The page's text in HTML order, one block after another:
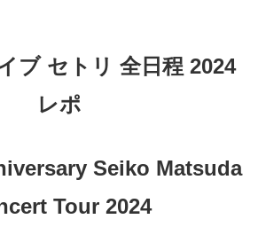
ブ セトリ 全日程 2024
レポ
Seiko Matsuda
Tour 2024